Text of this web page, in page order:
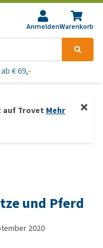
AnmeldenWarenkorb
€ 69,-
auf Trovet Mehr
und Pferd
2020